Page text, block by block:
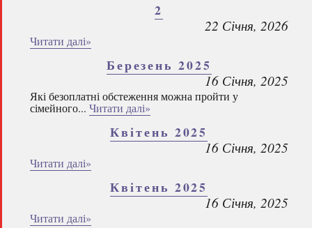
2
22 Січня, 2026
Читати далі»
Березень 2025
16 Січня, 2025
Які безоплатні обстеження можна пройти у
сімейного... Читати далі»
Квітень 2025
16 Січня, 2025
Читати далі»
Квітень 2025
16 Січня, 2025
Читати далі»